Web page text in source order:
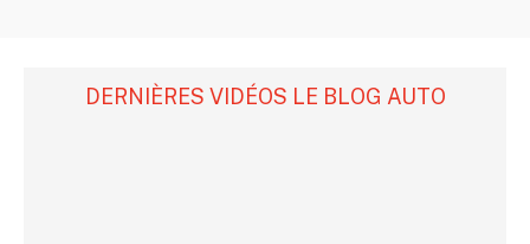
DERNIÈRES VIDÉOS LE BLOG AUTO